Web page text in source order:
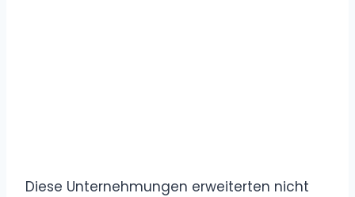
Diese Unternehmungen erweiterten nicht